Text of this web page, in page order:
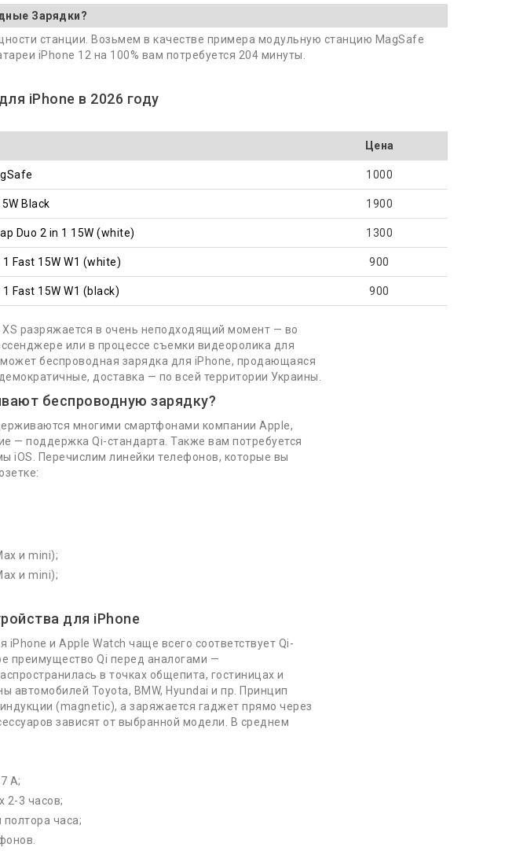
Зарядки?
станции. Возьмем в качестве примера модульную станцию MagSafe
iPhone 12 на 100% вам потребуется 204 минуты.
iPhone в 2026 году
Цена
1000
Black 1900
Duo 2 in 1 15W (white) 1300
Fast 15W W1 (white) 900
Fast 15W W1 (black) 900
разряжается в очень неподходящий момент — во
или в процессе съемки видеоролика для
беспроводная зарядка для iPhone, продающаяся
доставка — по всей территории Украины.
беспроводную зарядку?
многими смартфонами компании Apple,
— поддержка Qi-стандарта. Также вам потребуется
iOS. Перечислим линейки телефонов, которые вы
и mini);
и mini);
для iPhone
и Apple Watch чаще всего соответствует Qi-
преимущество Qi перед аналогами —
в точках общепита, гостиницах и
автомобилей Toyota, BMW, Hyundai и пр. Принцип
(magnetic), а заряжается гаджет прямо через
зависят от выбранной модели. В среднем
А;
2-3 часов;
часа;
и Оплата
и Обмен